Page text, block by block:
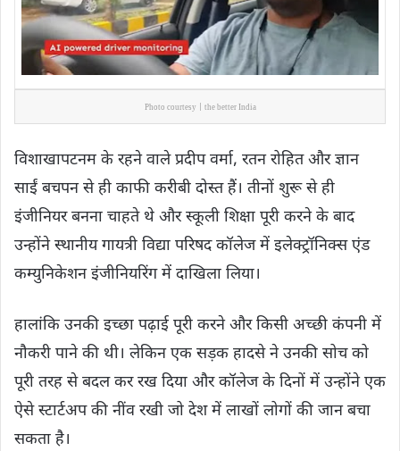
Photo courtesy | the better India
विशाखापटनम के रहने वाले प्रदीप वर्मा, रतन रोहित और ज्ञान
साईं बचपन से ही काफी करीबी दोस्त हैं। तीनों शुरू से ही
इंजीनियर बनना चाहते थे और स्कूली शिक्षा पूरी करने के बाद
उन्होंने स्थानीय गायत्री विद्या परिषद कॉलेज में इलेक्ट्रॉनिक्स एंड
कम्युनिकेशन इंजीनियरिंग में दाखिला लिया।
हालांकि उनकी इच्छा पढ़ाई पूरी करने और किसी अच्छी कंपनी में
नौकरी पाने की थी। लेकिन एक सड़क हादसे ने उनकी सोच को
पूरी तरह से बदल कर रख दिया और कॉलेज के दिनों में उन्होंने एक
ऐसे स्टार्टअप की नींव रखी जो देश में लाखों लोगों की जान बचा
सकता है।